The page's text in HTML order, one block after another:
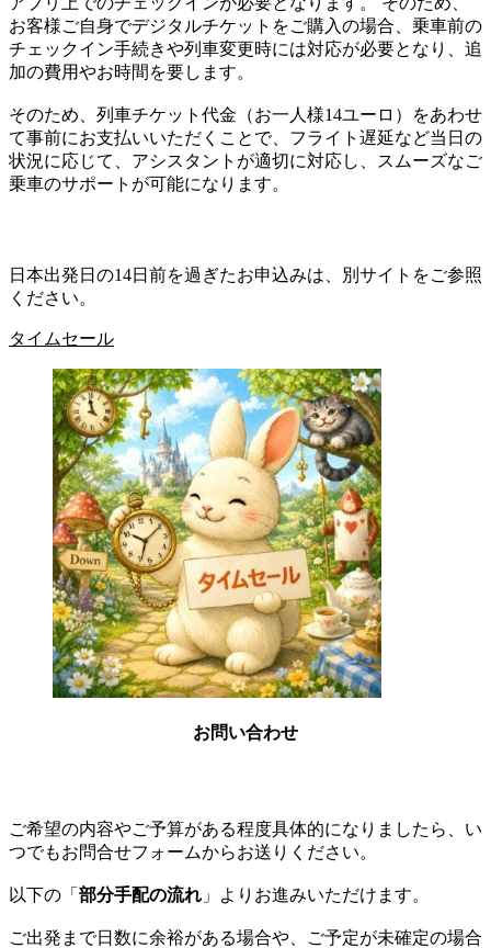
お客様ご自身でデジタルチケットをご購入の場合、乗車前の
チェックイン手続きや列車変更時には対応が必要となり、追
加の費用やお時間を要します。
そのため、列車チケット代金（お一人様14ユーロ）をあわせ
て事前にお支払いいただくことで、フライト遅延など当日の
状況に応じて、アシスタントが適切に対応し、スムーズなご
乗車のサポートが可能になります。
日本出発日の14日前を過ぎたお申込みは、別サイトをご参照
ください。
タイムセール
お問い合わせ
ご希望の内容やご予算がある程度具体的になりましたら、い
つでもお問合せフォームからお送りください。
以下の 「 部分手配の流れ 」 よりお進みいただけます。
ご出発まで日数に余裕がある場合や、ご予定が未確定の場合